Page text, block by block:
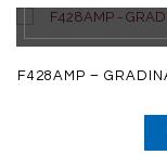
F428AMP –